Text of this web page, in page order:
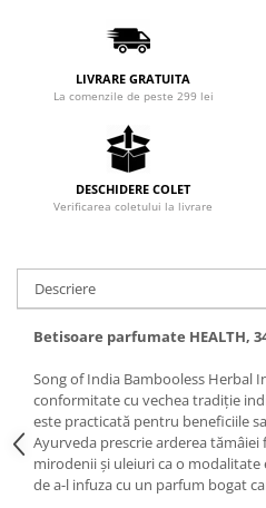
LIVRARE GRATUITA
La comenzile de peste 299 lei
DESCHIDERE COLET
Verificarea coletului la livrare
Descriere
Betisoare parfumate HEALTH,
Song of India Bambooless Herbal
conformitate cu vechea tradiție
este practicată pentru beneficiile
Ayurveda prescrie arderea
mirodenii și uleiuri ca o
de a-l infuza cu un parfum bogat